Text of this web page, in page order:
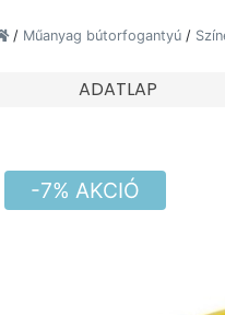
/ Műanyag bútorfogantyú /
ADATLAP
-7% AKCIÓ